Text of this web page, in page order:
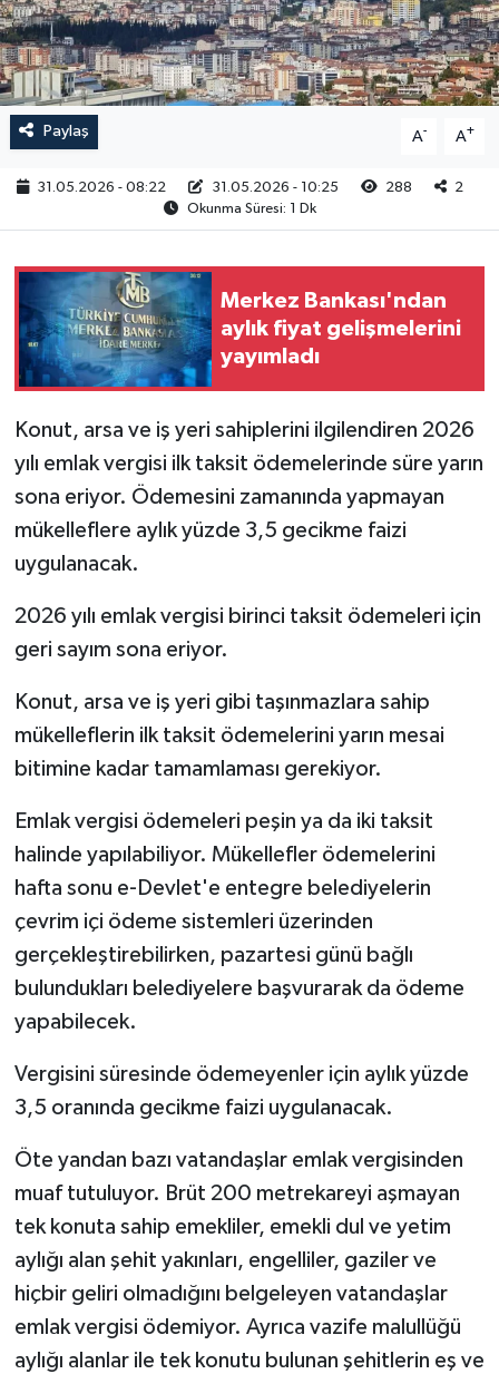
Paylaş A- A+
31.05.2026 - 08:22 31.05.2026 - 10:25 288
2
Okunma Süresi: 1 Dk
Merkez Bankası'ndan
aylık fiyat gelişmelerini
yayımladı
Konut, arsa ve iş yeri sahiplerini ilgilendiren 2026
yılı emlak vergisi ilk taksit ödemelerinde süre yarın
sona eriyor. Ödemesini zamanında yapmayan
mükelleflere aylık yüzde 3,5 gecikme faizi
uygulanacak.
2026 yılı emlak vergisi birinci taksit ödemeleri için
geri sayım sona eriyor.
Konut, arsa ve iş yeri gibi taşınmazlara sahip
mükelleflerin ilk taksit ödemelerini yarın mesai
bitimine kadar tamamlaması gerekiyor.
Emlak vergisi ödemeleri peşin ya da iki taksit
halinde yapılabiliyor. Mükellefler ödemelerini
hafta sonu e-Devlet'e entegre belediyelerin
çevrim içi ödeme sistemleri üzerinden
gerçekleştirebilirken, pazartesi günü bağlı
bulundukları belediyelere başvurarak da ödeme
yapabilecek.
Vergisini süresinde ödemeyenler için aylık yüzde
3,5 oranında gecikme faizi uygulanacak.
Öte yandan bazı vatandaşlar emlak vergisinden
muaf tutuluyor. Brüt 200 metrekareyi aşmayan
tek konuta sahip emekliler, emekli dul ve yetim
aylığı alan şehit yakınları, engelliler, gaziler ve
hiçbir geliri olmadığını belgeleyen vatandaşlar
emlak vergisi ödemiyor. Ayrıca vazife malullüğü
aylığı alanlar ile tek konutu bulunan şehitlerin eş ve
RESMİ İLAN